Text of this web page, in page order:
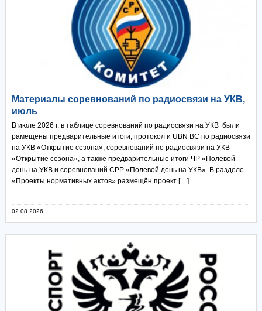
Материалы соревнований по радиосвязи на УКВ,
июль
В июле 2026 г. в таблице соревнований по радиосвязи на УКВ были
рамещены предварительные итоги, протокол и UBN ВС по радиосвязи
на УКВ «Открытие сезона», соревнований по радиосвязи на УКВ
«Открытие сезона», а также предварительные итоги ЧР «Полевой
день на УКВ и соревнований СРР «Полевой день на УКВ». В разделе
«Проекты нормативных актов» размещён проект […]
02.08.2026